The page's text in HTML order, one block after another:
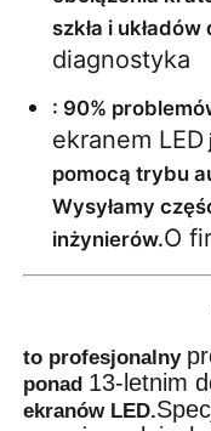
szkła i
diagnostyka
: 90%
ekranem LED
pomocą trybu
Wysyłamy
inżynierów.O
to profesjonalny
ponad 13-letnim
ekranów LED.